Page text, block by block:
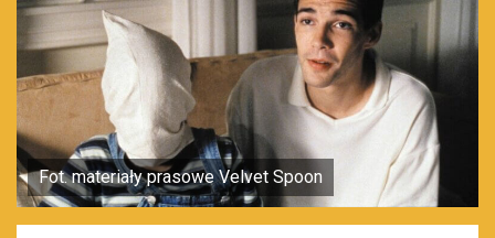
Fot. materiały prasowe Velvet Spoon